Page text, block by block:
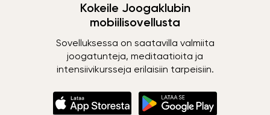
Kokeile Joogaklubin
mobiilisovellusta
Sovelluksessa on saatavilla valmiita
joogatunteja, meditaatioita ja
intensiivikursseja erilaisiin tarpeisiin.